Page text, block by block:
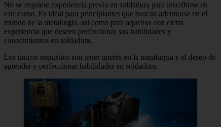
No se requiere experiencia previa en soldadura para inscribirse en
este curso. Es ideal para principiantes que buscan adentrarse en el
mundo de la metalurgia, así como para aquellos con cierta
experiencia que deseen perfeccionar sus habilidades y
conocimientos en soldadura.
Los únicos requisitos son tener interés en la metalurgia y el deseo de
aprender y perfeccionar habilidades en soldadura.